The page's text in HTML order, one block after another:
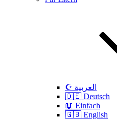
☪️ العربية
🇩🇪 Deutsch
📖 Einfach
🇬🇧 English